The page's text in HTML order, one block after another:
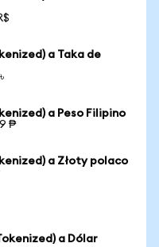
a Taka de
a Peso Filipino
₱
a Złoty polaco
a Dólar